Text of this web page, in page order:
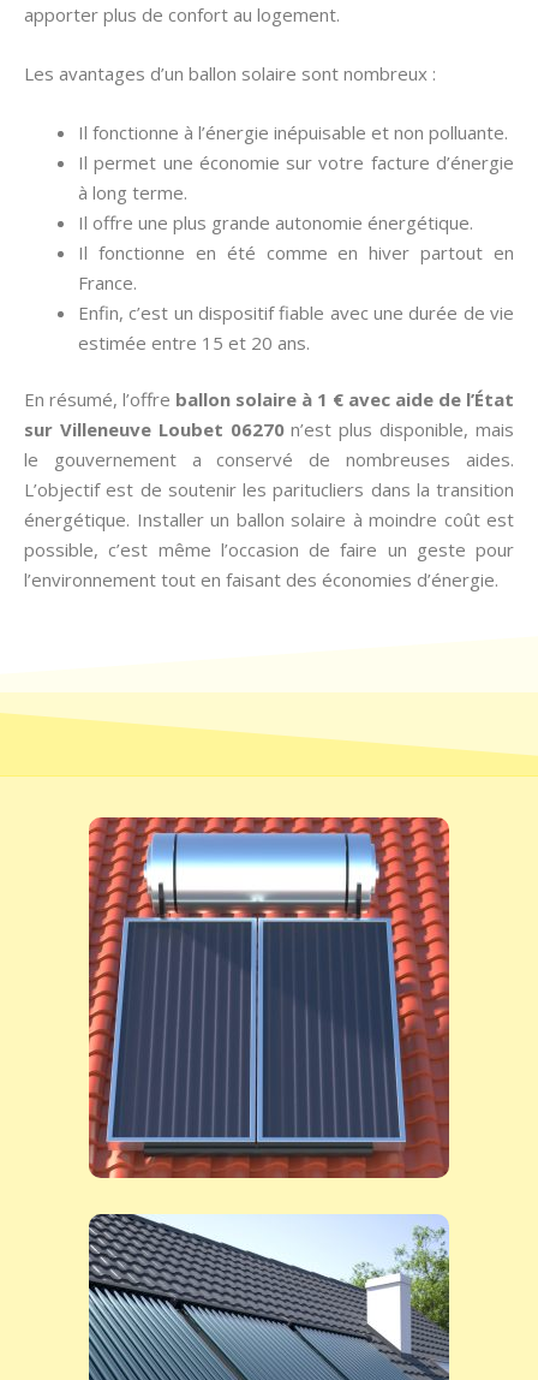
apporter plus de confort au logement.
Les avantages d’un ballon solaire sont nombreux :
Il fonctionne à l’énergie inépuisable et non polluante.
Il permet une économie sur votre facture d’énergie
à long terme.
Il offre une plus grande autonomie énergétique.
Il fonctionne en été comme en hiver partout en
France.
Enfin, c’est un dispositif fiable avec une durée de vie
estimée entre 15 et 20 ans.
En résumé, l’offre ballon solaire à 1 € avec aide de l’État
sur Villeneuve Loubet 06270n’est plus disponible, mais
le gouvernement a conservé de nombreuses aides.
L’objectif est de soutenir les paritucliers dans la transition
énergétique. Installer un ballon solaire à moindre coût est
possible, c’est même l’occasion de faire un geste pour
l’environnement tout en faisant des économies d’énergie.